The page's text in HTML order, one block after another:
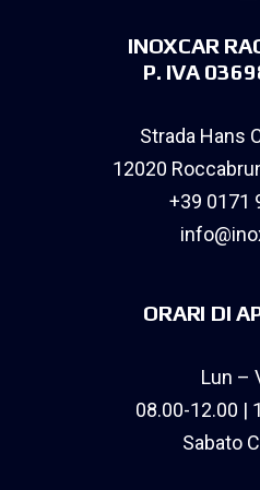
INOXCAR
P. IVA
Strada Hans
12020
+39 0171
ORARI DI
Lun –
08.00-12.00 |
Sabato